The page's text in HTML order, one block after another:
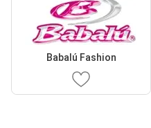
Babalú Fashion